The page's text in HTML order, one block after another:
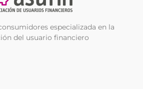
especializada en la
del usuario financiero